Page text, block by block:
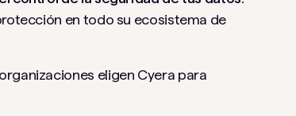
en todo su ecosistema de
eligen Cyera para